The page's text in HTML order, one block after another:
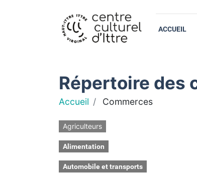
ACCUEIL
Répertoire des
Accueil Commerces
Agriculteurs
Alimentation
Automobile et transports